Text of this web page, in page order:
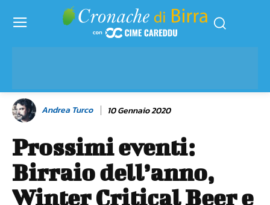
Andrea Turco 10 Gennaio 2020
Prossimi eventi:
Birraio dell’anno,
Winter Critical Beer e